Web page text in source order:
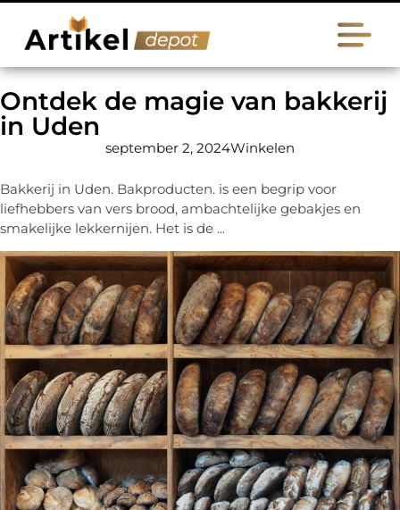
Ontdek de magie van bakkerij
in Uden
september 2, 2024Winkelen
Bakkerij in Uden. Bakproducten. is een begrip voor
liefhebbers van vers brood, ambachtelijke gebakjes en
smakelijke lekkernijen. Het is de ...